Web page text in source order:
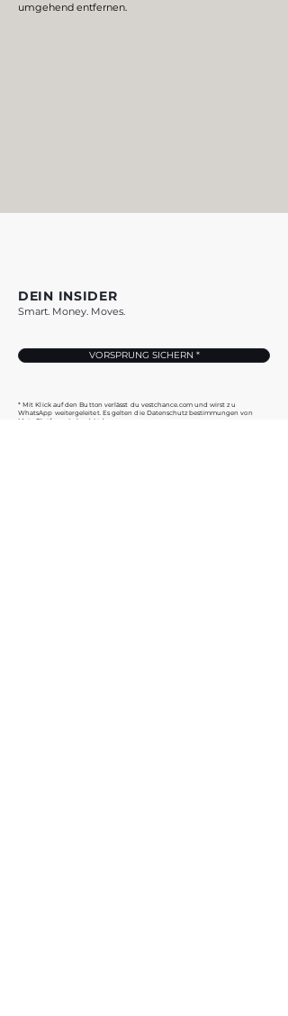
umgehend entfernen.
DEIN INSIDER
Smart. Money. Moves.
VORSPRUNG SICHERN *
* Mit Klick auf den Button verlässt du vestchance.com und wirst zu
WhatsApp weitergeleitet. Es gelten die Datenschutzbestimmungen von
Meta Platforms Ireland Ltd.